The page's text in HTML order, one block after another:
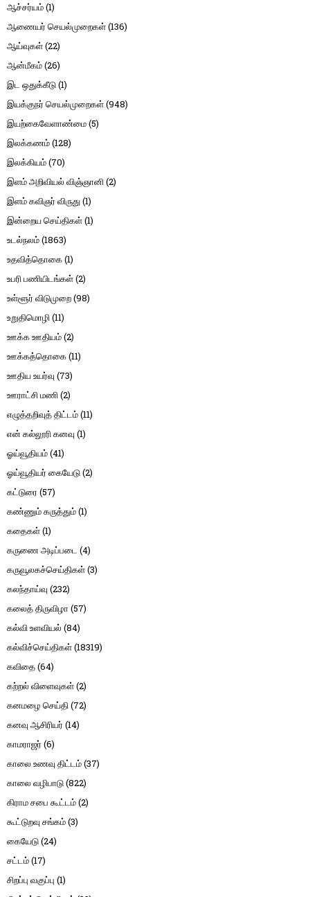
ஆச்சர்யம்(1)
ஆணையர் செயல்முறைகள்(136)
ஆய்வுகள்(22)
ஆன்மீகம்(26)
இட ஒதுக்கீடு(1)
இயக்குநர் செயல்முறைகள்(948)
இயற்கைவேளாண்மை(5)
இலக்கணம்(128)
இலக்கியம்(70)
இளம் அறிவியல் விஞ்ஞானி(2)
இளம் கவிஞர் விருது(1)
இன்றைய செய்திகள்(1)
உடல்நலம்(1863)
உதவித்தொகை(1)
உபரி பணியிடங்கள்(2)
உள்ளூர் விடுமுறை(98)
உறுதிமொழி(11)
ஊக்க ஊதியம்(2)
ஊக்கத்தொகை(11)
ஊதிய உயர்வு (73)
ஊராட்சி மணி(2)
எழுத்தறிவுத் திட்டம்(11)
என் கல்லூரி கனவு (1)
ஓய்வூதியம்(41)
ஓய்வூதியர் கையேடு(2)
கட்டுரை (57)
கண்ணும் கருத்தும்(1)
கதைகள்(1)
கருணை அடிப்படை (4)
கருவூலகச்செய்திகள்(3)
கலந்தாய்வு (232)
கலைத் திருவிழா (57)
கல்வி உளவியல் (84)
கல்விச்செய்திகள்(18319)
கவிதை(64)
கற்றல் விளைவுகள்(2)
கனமழை செய்தி(72)
கனவு ஆசிரியர் (14)
காமராஜர் (6)
காலை உணவு திட்டம்(37)
காலை வழிபாடு(822)
கிராம சபை கூட்டம்(2)
கூட்டுறவு சங்கம்(3)
கையேடு(24)
சட்டம்(17)
சிறப்பு வகுப்பு (1)